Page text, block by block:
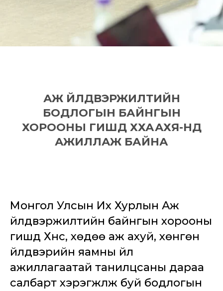
АЖ ҮЙЛДВЭРЖИЛТИЙН
БОДЛОГЫН БАЙНГЫН
ХОРООНЫ ГИШҮҮД ХХААХҮЯ-НД
АЖИЛЛАЖ БАЙНА
Монгол Улсын Их Хурлын Аж
үйлдвэржилтийн байнгын хорооны
гишүүд Хүнс, хөдөө аж ахуй, хөнгөн
үйлдвэрийн яамны үйл
ажиллагаатай танилцсаны дараа
салбарт хэрэгжүүлж буй бодлогын